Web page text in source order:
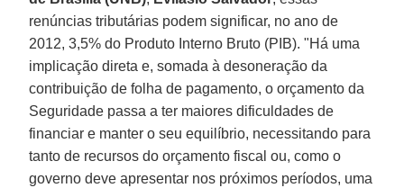
renúncias tributárias podem significar, no ano de
2012, 3,5% do Produto Interno Bruto (PIB). "Há uma
implicação direta e, somada à desoneração da
contribuição de folha de pagamento, o orçamento da
Seguridade passa a ter maiores dificuldades de
financiar e manter o seu equilíbrio, necessitando para
tanto de recursos do orçamento fiscal ou, como o
governo deve apresentar nos próximos períodos, uma